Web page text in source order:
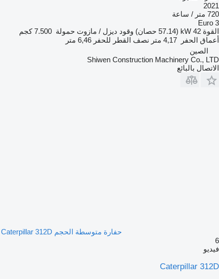
ساعة
42 kW (57.14 حصان) وقود ديزل / مازوت حمولة 7.500 كجم
الحفر 4,17 متر نصف القطر للحفر 6,46 متر
الصين
Shiwen Construction Machinery Co.,
بالبائع
حفارة متوسطة الحجم Caterpillar 312D
Caterpillar